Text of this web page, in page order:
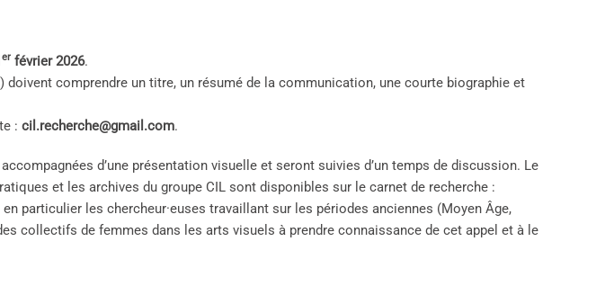
er février 2026.
comprendre un titre, un résumé de la communication, une courte biographie et
: cil.recherche@gmail.com.
d’une présentation visuelle et seront suivies d’un temps de discussion. Le
et les archives du groupe CIL sont disponibles sur le carnet de recherche :
en particulier les chercheur·euses travaillant sur les périodes anciennes (Moyen Âge,
collectifs de femmes dans les arts visuels à prendre connaissance de cet appel et à le